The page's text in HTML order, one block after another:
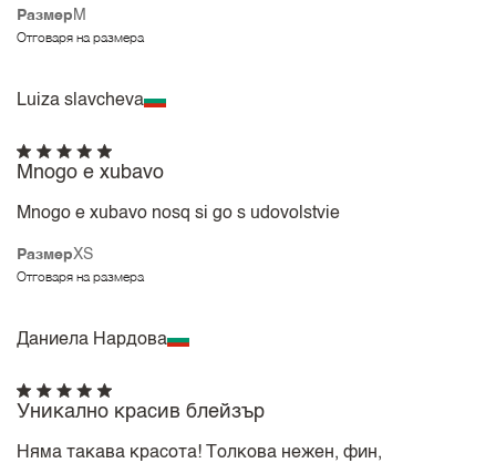
Размер M
Отговаря на размера
Luiza slavcheva
РазмерXS
Отговаря на размера
Mnogo e xubavo
Mnogo e xubavo nosq si go s udovolstvie
Даниела Нардова
Уникално красив блейзър
Няма такава красота! Толкова нежен, фин,